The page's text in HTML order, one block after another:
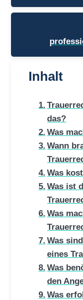
Inhalt
das?
Was
Wann
Was
Was ist
Was
Was
eines
Was
den
Was